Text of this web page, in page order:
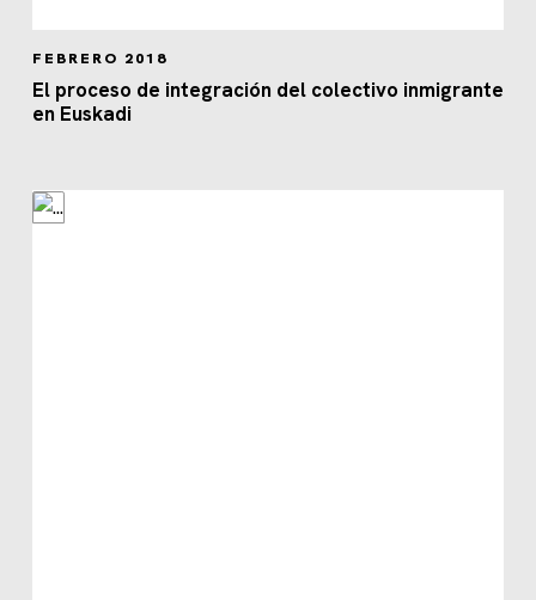
FEBRERO 2018
El proceso de integración del colectivo inmigrante
en Euskadi